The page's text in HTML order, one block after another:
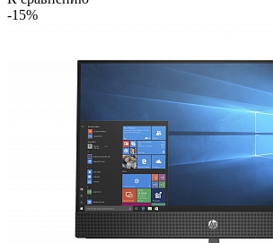
-15%